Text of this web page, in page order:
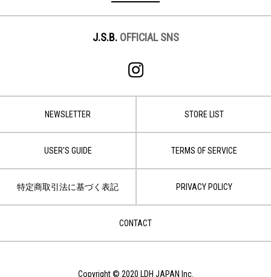
J.S.B. OFFICIAL SNS
NEWSLETTER STORE LIST
USER'S GUIDE TERMS OF SERVICE
特定商取引法に基づく表記 PRIVACY POLICY
CONTACT
Copyright © 2020 LDH JAPAN Inc.